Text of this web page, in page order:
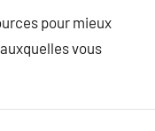
pour mieux
vous